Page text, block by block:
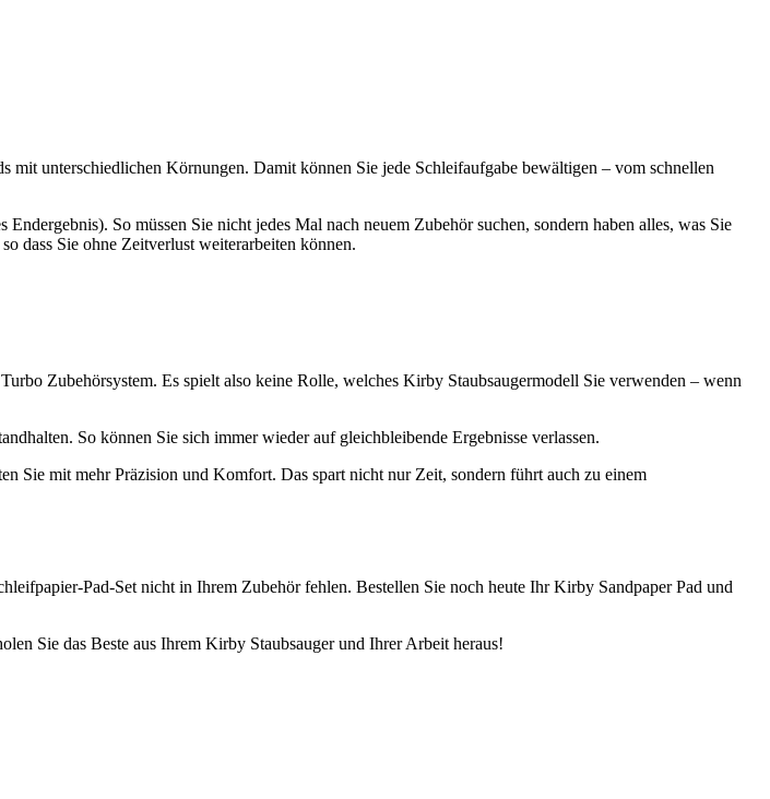
unterschiedlichen Körnungen. Damit können Sie jede Schleifaufgabe bewältigen – vom schnellen
So müssen Sie nicht jedes Mal nach neuem Zubehör suchen, sondern haben alles, was Sie
dass Sie ohne Zeitverlust weiterarbeiten können.
Zubehörsystem. Es spielt also keine Rolle, welches Kirby Staubsaugermodell Sie verwenden – wenn
So können Sie sich immer wieder auf gleichbleibende Ergebnisse verlassen.
Sie mit mehr Präzision und Komfort. Das spart nicht nur Zeit, sondern führt auch zu einem
Pad-Set nicht in Ihrem Zubehör fehlen. Bestellen Sie noch heute Ihr Kirby Sandpaper Pad und
Sie das Beste aus Ihrem Kirby Staubsauger und Ihrer Arbeit heraus!